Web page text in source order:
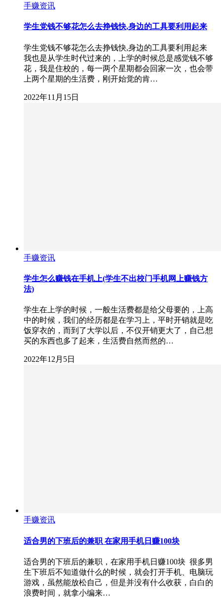
手赚资讯
学生党钱不够花怎么去挣钱快,身边的工具要利用起来
学生党钱不够花怎么去挣钱快,身边的工具要利用起来
我也是从学生时代过来的，上学的时候总是感觉钱不够
花，我是住校的，每一两个星期都会回家一次，也会带
上两个星期的生活费，刚开始觉的肯…
2022年11月15日
手赚资讯
学生怎么赚钱在手机上(学生不出校门手机网上赚钱方
法)
学生在上学的时候，一般生活费都是给父母要的，上高
中的时候，我们的经历都是在学习上，平时开销就是吃
饭穿衣的，而到了大学以后，不仅开销更大了，自己想
买的东西也多了起来，生活费自然而然的…
2022年12月5日
手赚资讯
适合男的下班后的兼职 在家用手机日赚100块
适合男的下班后的兼职，在家用手机日赚100块 很多男
生下班后不知道做什么的时候，就会打开手机、电脑玩
游戏，虽然能放松自己，但是并没有什么收获，白白的
浪费时间，就拿小编来…